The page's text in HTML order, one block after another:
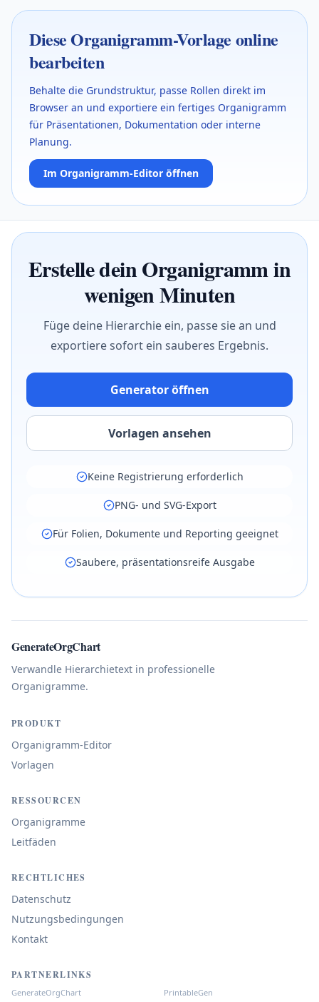
Diese Organigramm-Vorlage online
bearbeiten
Behalte die Grundstruktur, passe Rollen direkt im
Browser an und exportiere ein fertiges Organigramm
für Präsentationen, Dokumentation oder interne
Planung.
Im Organigramm-Editor öffnen
Erstelle dein Organigramm in
wenigen Minuten
Füge deine Hierarchie ein, passe sie an und
exportiere sofort ein sauberes Ergebnis.
Generator öffnen
Vorlagen ansehen
Keine Registrierung erforderlich
PNG- und SVG-Export
Für Folien, Dokumente und Reporting geeignet
Saubere, präsentationsreife Ausgabe
GenerateOrgChart
Verwandle Hierarchietext in professionelle
Organigramme.
PRODUKT
Organigramm-Editor
Vorlagen
RESSOURCEN
Organigramme
Leitfäden
RECHTLICHES
Datenschutz
Nutzungsbedingungen
Kontakt
PARTNERLINKS
GenerateOrgChart PrintableGen